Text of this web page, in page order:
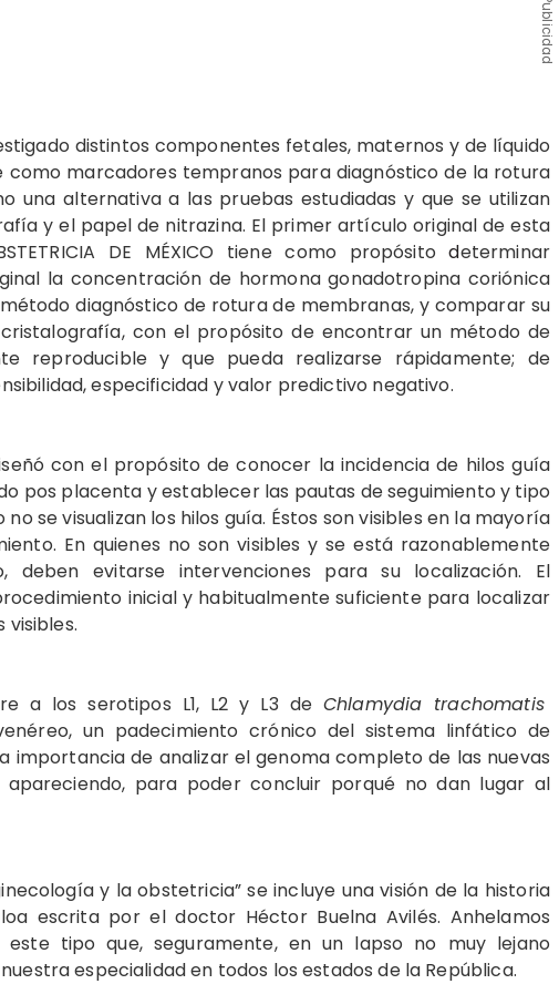
Publicidad
distintos componentes fetales, maternos y de líquido
como marcadores tempranos para diagnóstico de la rotura
una alternativa a las pruebas estudiadas y que se utilizan
y el papel de nitrazina. El primer artículo original de esta
DE MÉXICO tiene como propósitodeterminar
la concentración de hormona gonadotropina coriónica
diagnóstico de rotura de membranas, y comparar su
con el propósito de encontrar un método de
reproducible y que pueda realizarse rápidamente; de
especificidad y valor predictivo negativo.
con el propósito de conocer la incidencia de hilos guía
pos placenta y establecer las pautas de seguimiento y tipo
se visualizan los hilos guía. Éstos son visibles en la mayoría
En quienes no son visibles y se está razonablemente
deben evitarse intervenciones para su localización. El
inicial y habitualmente suficiente para localizar
visibles.
a los serotipos L1, L2 y L3 de Chlamydia trachomatis
un padecimiento crónico del sistema linfático de
importancia de analizar el genoma completo de las nuevas
apareciendo, para poder concluir porqué no dan lugar al
y la obstetricia” se incluye una visión de la historia
escrita por el doctor Héctor Buelna Avilés. Anhelamos
tipo que, seguramente, en un lapso no muy lejano
especialidad en todos los estados de la República.